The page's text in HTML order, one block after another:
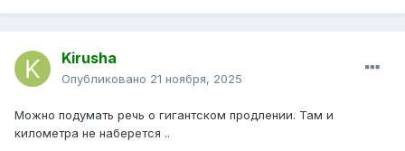
Kirusha
Опубликовано 21 ноября, 2025
Можно подумать речь о гигантском продлении. Там и
километра не наберется ..